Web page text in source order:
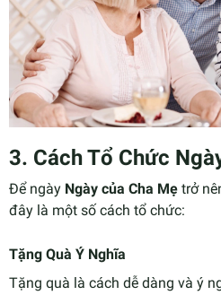
3. Cách Tổ Chức
Để ngày Ngày của Cha Mẹ trở
đây là một số cách tổ chức:
Tặng Quà Ý Nghĩa
Tặng quà là cách dễ dàng và ý